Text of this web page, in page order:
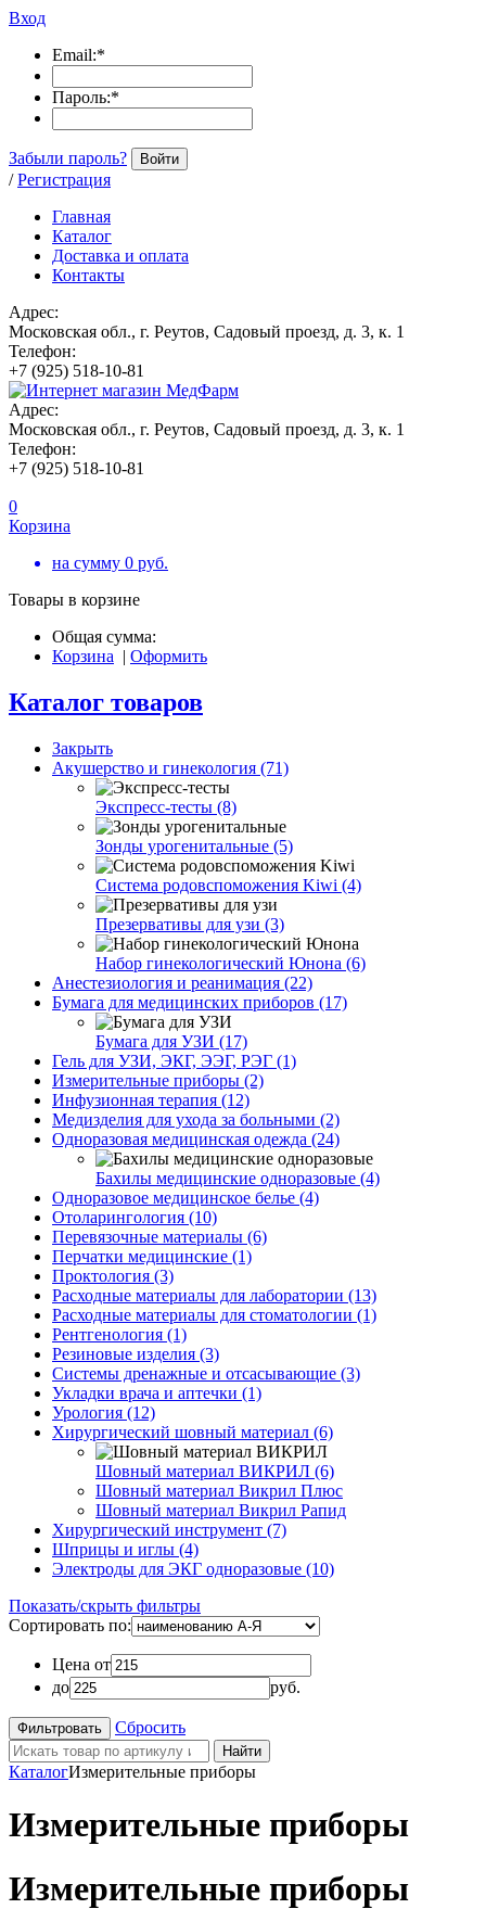
Вход
Email:*
Пароль:*
Забыли пароль? Войти
/ Регистрация
Главная
Каталог
Доставка и оплата
Контакты
Адрес:
Московская обл., г. Реутов, Садовый проезд, д. 3, к. 1
Телефон:
+7 (925) 518-10-81
Адрес:
Московская обл., г. Реутов, Садовый проезд, д. 3, к. 1
Телефон:
+7 (925) 518-10-81
0
Корзина
на сумму 0 руб.
Товары в корзине
Общая сумма:
Корзина | Оформить
Каталог товаров
Закрыть
Акушерство и гинекология (71)
Экспресс-тесты (8)
Зонды урогенитальные (5)
Система родовспоможения Kiwi (4)
Презервативы для узи (3)
Набор гинекологический Юнона (6)
Анестезиология и реанимация (22)
Бумага для медицинских приборов (17)
Бумага для УЗИ (17)
Гель для УЗИ, ЭКГ, ЭЭГ, РЭГ (1)
Измерительные приборы (2)
Инфузионная терапия (12)
Медизделия для ухода за больными (2)
Одноразовая медицинская одежда (24)
Бахилы медицинские одноразовые (4)
Одноразовое медицинское белье (4)
Отоларингология (10)
Перевязочные материалы (6)
Перчатки медицинские (1)
Проктология (3)
Расходные материалы для лаборатории (13)
Расходные материалы для стоматологии (1)
Рентгенология (1)
Резиновые изделия (3)
Системы дренажные и отсасывающие (3)
Укладки врача и аптечки (1)
Урология (12)
Хирургический шовный материал (6)
Шовный материал ВИКРИЛ (6)
Шовный материал Викрил Плюс
Шовный материал Викрил Рапид
Хирургический инструмент (7)
Шприцы и иглы (4)
Электроды для ЭКГ одноразовые (10)
Показать/скрыть фильтры
Сортировать по:
Цена от
до
руб.
Сбросить
Найти
КаталогИзмерительные приборы
Измерительные приборы
Измерительные приборы